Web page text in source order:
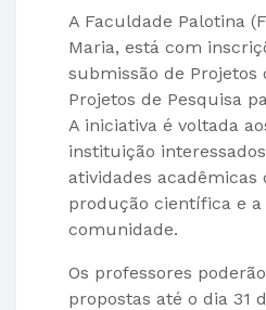
A Faculdade Palotina
Maria, está com
submissão de Projetos
Projetos de Pesquisa
A iniciativa é voltada
instituição
atividades
produção científica e
comunidade.
Os professores
propostas até o dia 31